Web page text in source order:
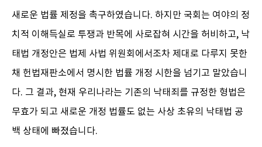
새로운 법률 제정을 촉구하였습니다. 하지만 국회는 여야의 정
치적 이해득실로 투쟁과 반목에 사로잡혀 시간을 허비하고, 낙
태법 개정안은 법제 사법 위원회에서조차 제대로 다루지 못한
채 헌법재판소에서 명시한 법률 개정 시한을 넘기고 말았습니
다. 그 결과, 현재 우리나라는 기존의 낙태죄를 규정한 형법은
무효가 되고 새로운 개정 법률도 없는 사상 초유의 낙태법 공
백 상태에 빠졌습니다.